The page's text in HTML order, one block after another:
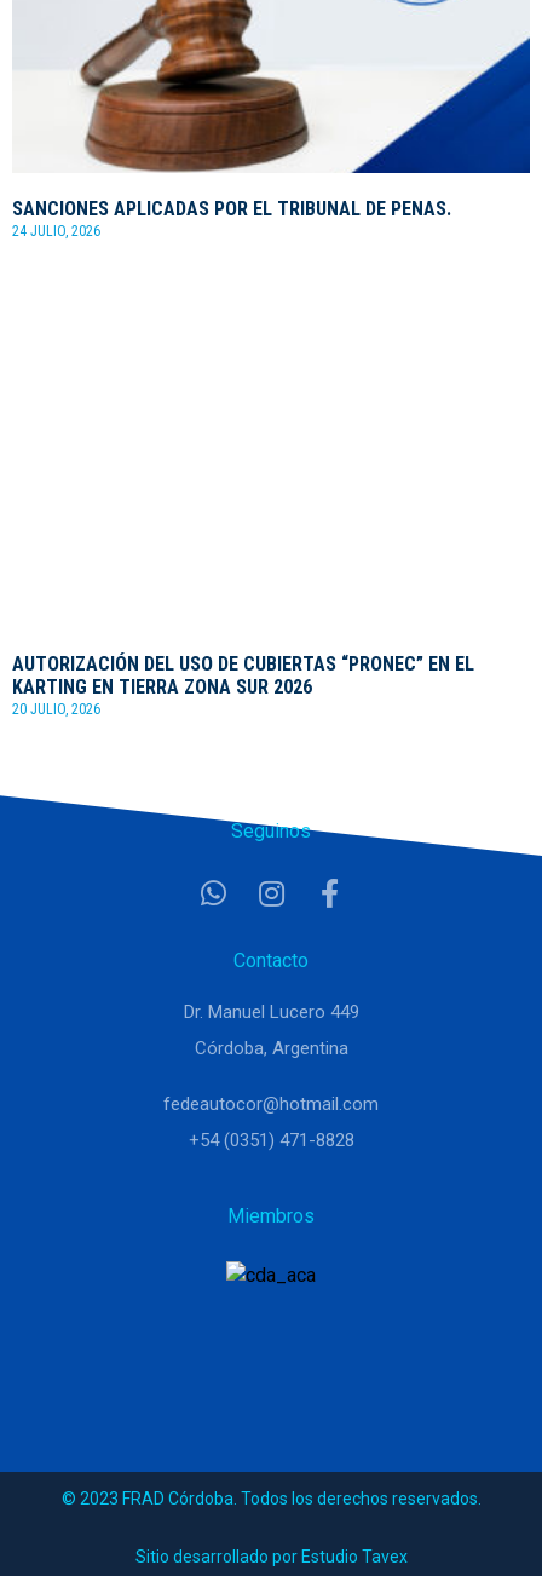
SANCIONES APLICADAS POR EL TRIBUNAL DE PENAS.
24 JULIO, 2026
AUTORIZACIÓN DEL USO DE CUBIERTAS “PRONEC” EN EL
KARTING EN TIERRA ZONA SUR 2026
20 JULIO, 2026
Seguinos
Contacto
Dr. Manuel Lucero 449
Córdoba, Argentina
fedeautocor@hotmail.com
+54 (0351) 471-8828
Miembros
© 2023 FRAD Córdoba. Todos los derechos reservados.
Sitio desarrollado por Estudio Tavex